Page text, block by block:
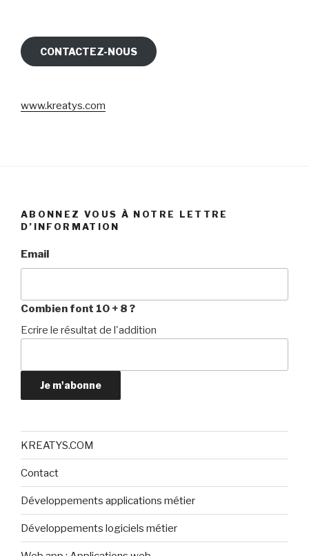
CONTACTEZ-NOUS
www.kreatys.com
ABONNEZ VOUS À NOTRE LETTRE
D’INFORMATION
Email
Combien font 10 + 8 ?
Ecrire le résultat de l'addition
Je m'abonne
KREATYS.COM
Contact
Développements applications métier
Développements logiciels métier